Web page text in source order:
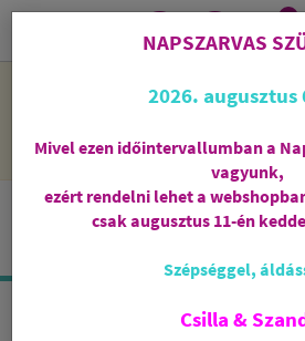
NAPSZARVAS SZÜNET: 2026.
feldolgozni
i
0
KERESÉS A
NAPSZARVAS
2026. augusztus
Mivel ezen időintervallumban a
vagyunk,
ezért rendelni lehet a
csak augusztus 11-én
Szépséggel,
Csilla &